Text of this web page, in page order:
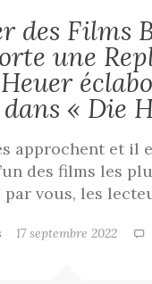
des Films
une
« Die
approchent et il
des films les
par vous, les
17 septembre 2022